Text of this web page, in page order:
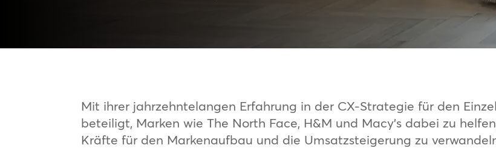
Mit ihrer jahrzehntelangen Erfahrung in der CX-Strategie für den
beteiligt, Marken wie The North Face, H&M und Macy’s dabei zu
Kräfte für den Markenaufbau und die Umsatzsteigerung zu